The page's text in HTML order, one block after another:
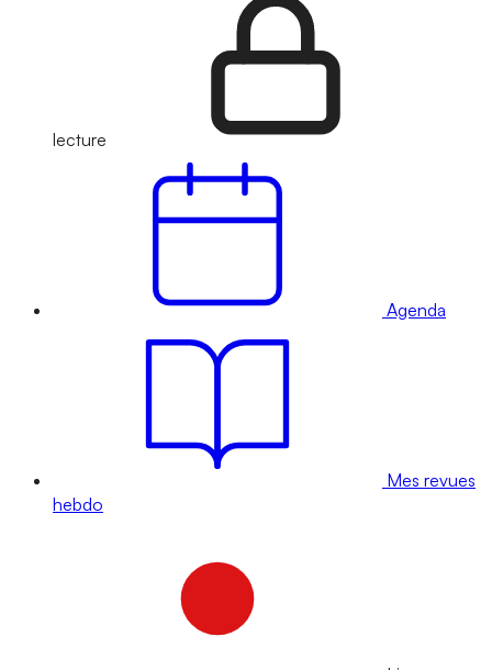
lecture
Agenda
Mes revues
hebdo